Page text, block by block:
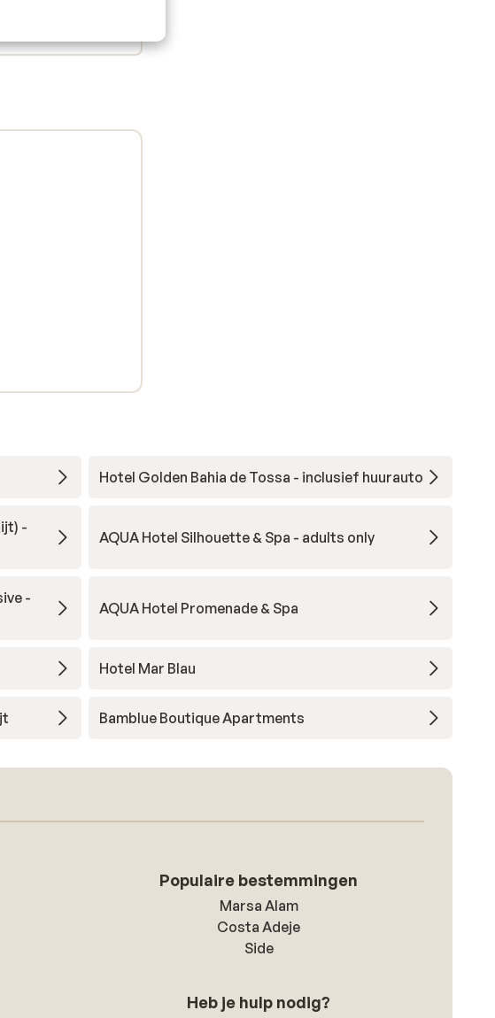
boekje met de
steden,
boe...
Hotel Golden Bahia de Tossa - inclusief huurauto
-
AQUA Hotel Silhouette & Spa - adults only
-
AQUA Hotel Promenade & Spa
Hotel Mar Blau
Bamblue Boutique Apartments
Populaire bestemmingen
Marsa Alam
Costa Adeje
Side
Heb je hulp nodig?